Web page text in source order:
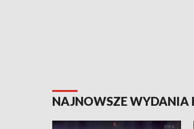
NAJNOWSZE WYDANIA